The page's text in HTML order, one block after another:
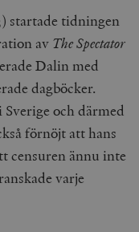
startade tidningen
av The Spectator
Dalin med
dagböcker.
och därmed
förnöjt att hans
censuren ännu inte
varje